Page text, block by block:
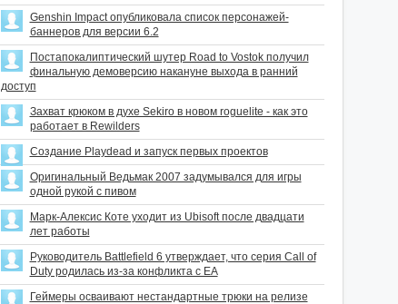
Genshin Impact опубликовала список персонажей-
баннеров для версии 6.2
Постапокалиптический шутер Road to Vostok получил
финальную демоверсию накануне выхода в ранний
доступ
Захват крюком в духе Sekiro в новом roguelite - как это
работает в Rewilders
Создание Playdead и запуск первых проектов
Оригинальный Ведьмак 2007 задумывался для игры
одной рукой с пивом
Марк-Алексис Коте уходит из Ubisoft после двадцати
лет работы
Руководитель Battlefield 6 утверждает, что серия Call of
Duty родилась из-за конфликта с EA
Геймеры осваивают нестандартные трюки на релизе